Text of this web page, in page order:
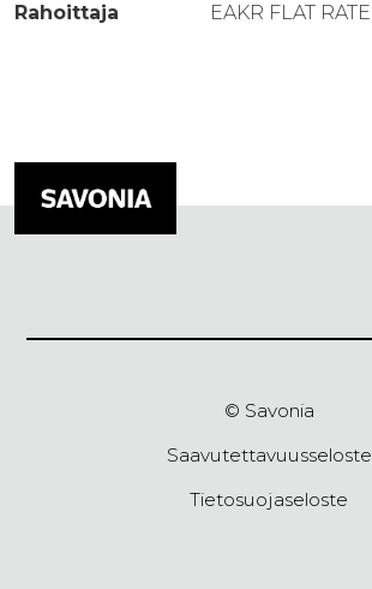
Rahoittaja EAKR FLAT RATE
© Savonia
Saavutettavuusseloste
Tietosuojaseloste